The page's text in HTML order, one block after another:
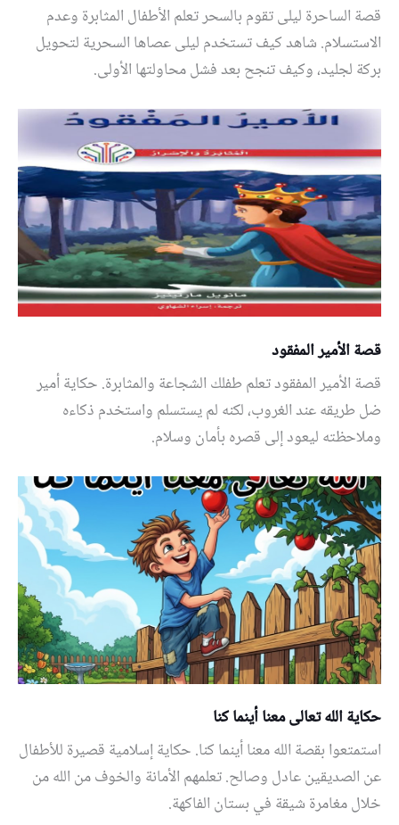
قصة الساحرة ليلى تقوم بالسحر تعلم الأطفال المثابرة وعدم
الاستسلام. شاهد كيف تستخدم ليلى عصاها السحرية لتحويل
بركة لجليد، وكيف تنجح بعد فشل محاولتها الأولى.
قصة الأمير المفقود
قصة الأمير المفقود تعلم طفلك الشجاعة والمثابرة. حكاية أمير
ضل طريقه عند الغروب، لكنه لم يستسلم واستخدم ذكاءه
وملاحظته ليعود إلى قصره بأمان وسلام.
حكاية الله تعالى معنا أينما كنا
استمتعوا بقصة الله معنا أينما كنا. حكاية إسلامية قصيرة للأطفال
عن الصديقين عادل وصالح. تعلمهم الأمانة والخوف من الله من
خلال مغامرة شيقة في بستان الفاكهة.